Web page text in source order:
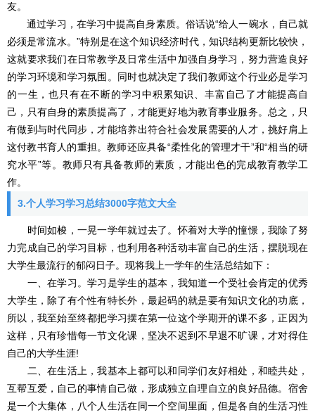
友。
通过学习，在学习中提高自身素质。俗话说“给人一碗水，自己就
必须是常流水。”特别是在这个知识经济时代，知识结构更新比较快，
这就要求我们在日常教学及日常生活中加强自身学习，努力营造良好
的学习环境和学习氛围。同时也就决定了我们教师这个行业必是学习
的一生，也只有在不断的学习中积累知识、丰富自己了才能提高自
己，只有自身的素质提高了，才能更好地为教育事业服务。总之，只
有做到与时代同步，才能培养出符合社会发展需要的人才，挑好肩上
这付教书育人的重担。教师还应具备“柔性化的管理才干”和“相当的研
究水平”等。教师只有具备教师的素质，才能出色的完成教育教学工
作。
3.个人学习学习总结3000字范文大全
时间如梭，一晃一学年就过去了。怀着对大学的憧憬，我除了努
力完成自己的学习目标，也利用各种活动丰富自己的生活，摆脱现在
大学生最流行的郁闷日子。现将我上一学年的生活总结如下：
一、在学习。学习是学生的基本，我知道一个受社会肯定的优秀
大学生，除了有个性有特长外，最起码的就是要有知识文化的功底，
所以，我至始至终都把学习摆在第一位这个学期开的课不多，正因为
这样，只有珍惜每一节文化课，坚决不迟到不早退不旷课，才对得住
自己的大学生涯!
二、在生活上，我基本上都可以和同学们友好相处，和睦共处，
互帮互爱，自己的事情自己做，形成独立自理自立的良好品德。宿舍
是一个大集体，八个人生活在同一个空间里面，但是各自的生活习性